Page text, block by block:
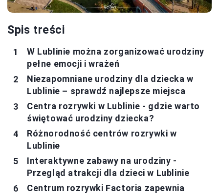
Spis treści
W Lublinie można zorganizować urodziny
pełne emocji i wrażeń
Niezapomniane urodziny dla dziecka w
Lublinie – sprawdź najlepsze miejsca
Centra rozrywki w Lublinie - gdzie warto
świętować urodziny dziecka?
Różnorodność centrów rozrywki w
Lublinie
Interaktywne zabawy na urodziny -
Przegląd atrakcji dla dzieci w Lublinie
Centrum rozrywki Factoria zapewnia